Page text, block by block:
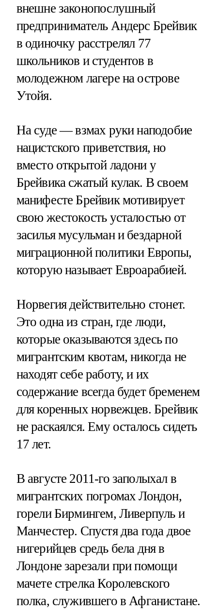
внешне законопослушный
предприниматель Андерс Брейвик
в одиночку расстрелял 77
школьников и студентов в
молодежном лагере на острове
Утойя.
На суде — взмах руки наподобие
нацистского приветствия, но
вместо открытой ладони у
Брейвика сжатый кулак. В своем
манифесте Брейвик мотивирует
свою жестокость усталостью от
засилья мусульман и бездарной
миграционной политики Европы,
которую называет Евроарабией.
Норвегия действительно стонет.
Это одна из стран, где люди,
которые оказываются здесь по
мигрантским квотам, никогда не
находят себе работу, и их
содержание всегда будет бременем
для коренных норвежцев. Брейвик
не раскаялся. Ему осталось сидеть
17 лет.
В августе 2011-го заполыхал в
мигрантских погромах Лондон,
горели Бирмингем, Ливерпуль и
Манчестер. Спустя два года двое
нигерийцев средь бела дня в
Лондоне зарезали при помощи
мачете стрелка Королевского
полка, служившего в Афганистане.